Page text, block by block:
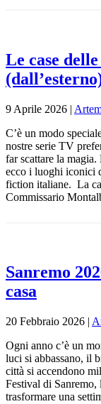
Le case
9 Aprile 2026 |
C’è un modo
nostre serie TV
far scattare la
ecco i luoghi iconici
fiction italiane. La
Commissario
Sanremo
casa
20 Febbraio 2026 |
Ogni anno c’è un
luci si abbassano, il
città si accendono
Festival di Sanremo,
trasformare una